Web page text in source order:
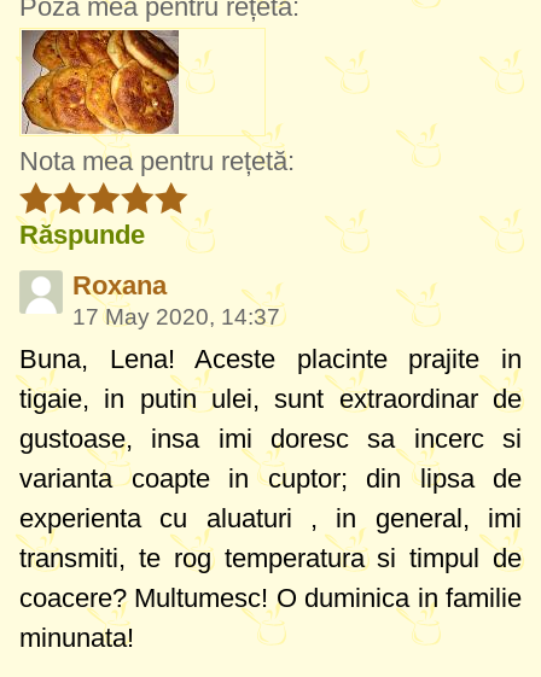
Poza mea pentru rețetă:
Nota mea pentru rețetă:
Răspunde
Roxana
17 May 2020, 14:37
Buna, Lena! Aceste placinte prajite in
tigaie, in putin ulei, sunt extraordinar de
gustoase, insa imi doresc sa incerc si
varianta coapte in cuptor; din lipsa de
experienta cu aluaturi , in general, imi
transmiti, te rog temperatura si timpul de
coacere? Multumesc! O duminica in familie
minunata!